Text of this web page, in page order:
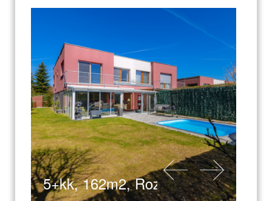
5+kk, 162m2, Roztoky